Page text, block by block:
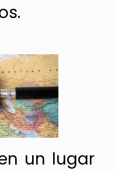
un lugar